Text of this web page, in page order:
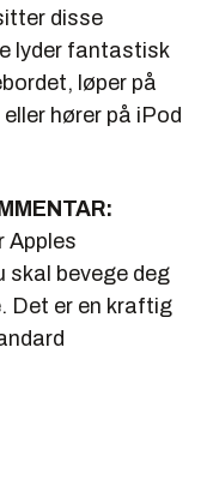
disse
lyder fantastisk
løper på
hører på iPod
Apples
skal bevege deg
Det er en kraftig